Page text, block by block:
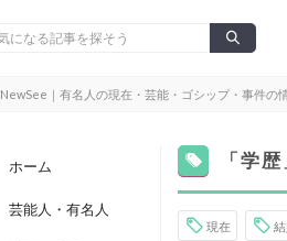
NewSee｜有名人の現在・芸能・ゴシップ・事件の
ホーム
芸能人・有名人
「学
現在